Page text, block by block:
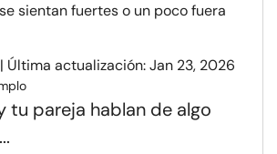
sientan fuertes o un poco fuera
Última actualización: Jan 23, 2026
tu pareja hablan de algo